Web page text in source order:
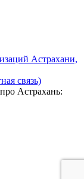
Астрахани,
связь)
Астрахань: